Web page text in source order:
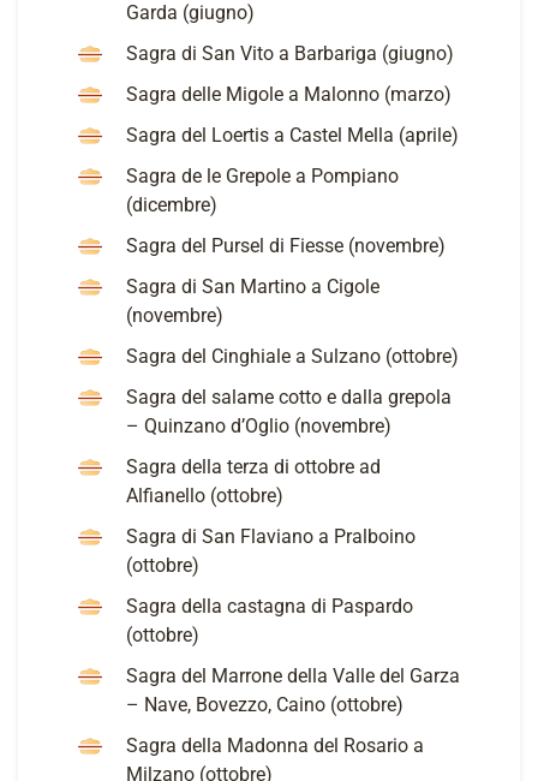
Garda (giugno)
Sagra di San Vito a Barbariga (giugno)
Sagra delle Migole a Malonno (marzo)
Sagra del Loertis a Castel Mella (aprile)
Sagra de le Grepole a Pompiano
(dicembre)
Sagra del Pursel di Fiesse (novembre)
Sagra di San Martino a Cigole
(novembre)
Sagra del Cinghiale a Sulzano (ottobre)
Sagra del salame cotto e dalla grepola
– Quinzano d’Oglio (novembre)
Sagra della terza di ottobre ad
Alfianello (ottobre)
Sagra di San Flaviano a Pralboino
(ottobre)
Sagra della castagna di Paspardo
(ottobre)
Sagra del Marrone della Valle del Garza
– Nave, Bovezzo, Caino (ottobre)
Sagra della Madonna del Rosario a
Milzano (ottobre)